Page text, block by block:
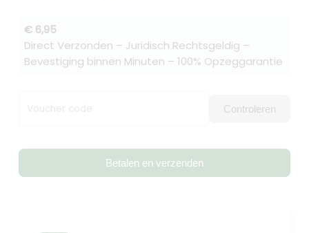
€ 6,95
Direct Verzonden – Juridisch Rechtsgeldig –
Bevestiging binnen Minuten – 100% Opzeggarantie
Voucher code Controleren
Betalen en verzenden